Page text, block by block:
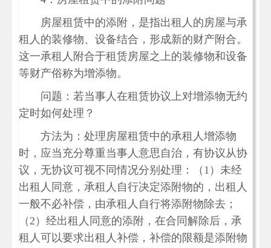
房屋租赁中的添附，是指出租人的房屋与承
租人的装修物、设备结合，形成新的财产附合。
这一承租人附合于租赁房屋之上的装修物和设备
等财产俗称为增添物。
问题：若当事人在租赁协议上对增添物无约
定时如何处理？
方法为：处理房屋租赁中的承租人增添物
时，应当充分尊重当事人意思自治，有协议从协
议，无协议可视不同情况分别处理：（1）未经
出租人同意，承租人自行决定添附物的，出租人
一般不必补偿，由承租人自行将添附物除去；
（2）经出租人同意的添附，在合同解除后，承
租人可以要求出租人补偿，补偿的限额是添附物